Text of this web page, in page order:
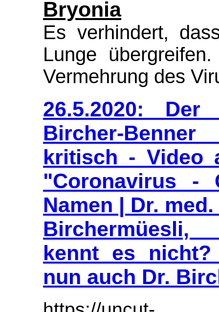
Bryonia
Es verhindert,
Lunge
Vermehrung des
26.5.2020:
Bircher-
kritisch - Video
"Coronavirus -
Namen | Dr.
Birchermüesli,
kennt es nicht?
nun auch Dr.